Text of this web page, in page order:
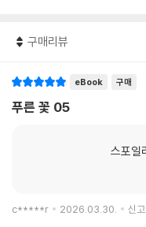
구매리뷰
eBook 구매
푸른 꽃 05
스포일
c*****r 2026.03.30. 신고